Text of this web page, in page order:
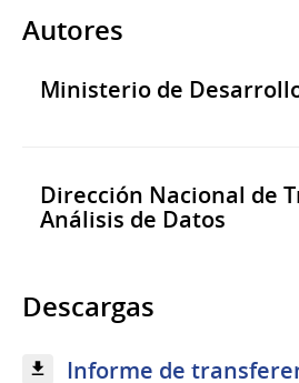
Autores
Ministerio de
Dirección Nacional de
Análisis de Datos
Descargas
Informe de